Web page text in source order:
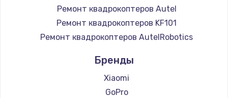
Замена регулятора режимов конфорки
Ремонт квадрокоптеров Autel
Ремонт квадрокоптеров KF101
Ремонт квадрокоптеров AutelRobotics
Бренды
Xiaomi
GoPro